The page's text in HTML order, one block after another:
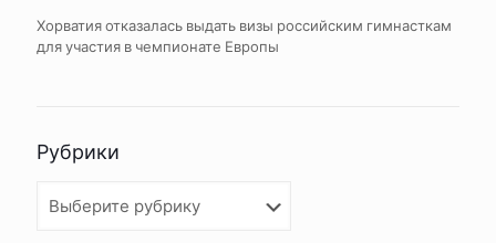
Хорватия отказалась выдать визы российским гимнасткам
для участия в чемпионате Европы
Рубрики